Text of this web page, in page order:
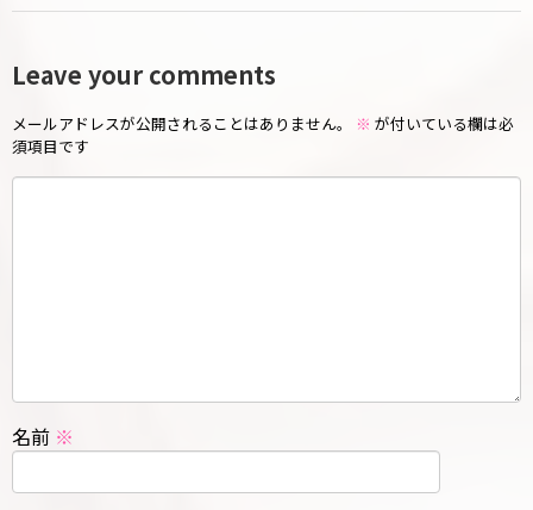
Leave your comments
メールアドレスが公開されることはありません。 ※ が付いている欄は必
須項目です
名前 ※